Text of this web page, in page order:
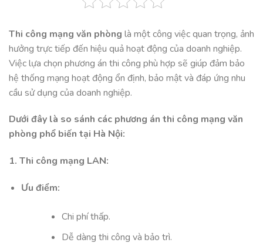
Thi công mạng văn phòng là một công việc quan trọng, ảnh
hưởng trực tiếp đến hiệu quả hoạt động của doanh nghiệp.
Việc lựa chọn phương án thi công phù hợp sẽ giúp đảm bảo
hệ thống mạng hoạt động ổn định, bảo mật và đáp ứng nhu
cầu sử dụng của doanh nghiệp.
Dưới đây là so sánh các phương án thi công mạng văn
phòng phổ biến tại Hà Nội:​
1. Thi công mạng LAN:
Ưu điểm:
Chi phí thấp.
Dễ dàng thi công và bảo trì.